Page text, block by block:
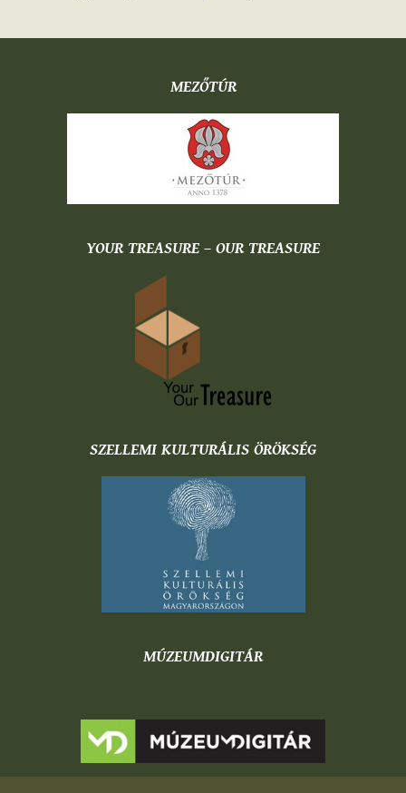
MEZŐTÚR
YOUR TREASURE – OUR TREASURE
SZELLEMI KULTURÁLIS ÖRÖKSÉG
MÚZEUMDIGITÁR